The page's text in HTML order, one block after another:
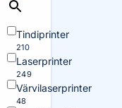
Tindiprinter
210
Laserprinter
249
Värvilaserprinter
48